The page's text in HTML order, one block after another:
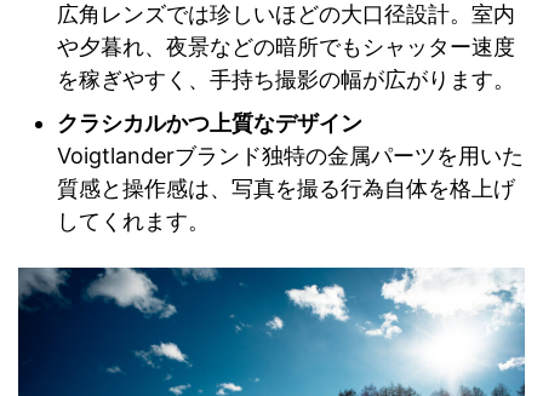
広角レンズでは珍しいほどの大口径設計。室内
や夕暮れ、夜景などの暗所でもシャッター速度
を稼ぎやすく、手持ち撮影の幅が広がります。
クラシカルかつ上質なデザイン
Voigtlanderブランド独特の金属パーツを用いた
質感と操作感は、写真を撮る行為自体を格上げ
してくれます。